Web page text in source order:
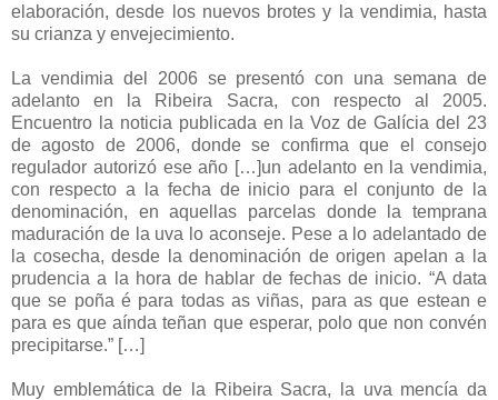
elaboración, desde los nuevos brotes y la vendimia, hasta
su crianza y envejecimiento.
La vendimia del 2006 se presentó con una semana de
adelanto en la Ribeira Sacra, con respecto al 2005.
Encuentro la noticia publicada en la Voz de Galícia del 23
de agosto de 2006, donde se confirma que el consejo
regulador autorizó ese año […]un adelanto en la vendimia,
con respecto a la fecha de inicio para el conjunto de la
denominación, en aquellas parcelas donde la temprana
maduración de la uva lo aconseje. Pese a lo adelantado de
la cosecha, desde la denominación de origen apelan a la
prudencia a la hora de hablar de fechas de inicio. “A data
que se poña é para todas as viñas, para as que estean e
para es que aínda teñan que esperar, polo que non convén
precipitarse.” […]
Muy emblemática de la Ribeira Sacra, la uva mencía da